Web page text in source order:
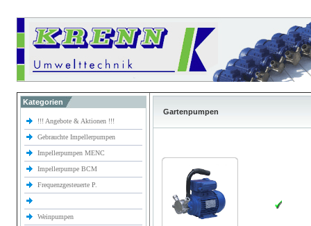
Kategorien
!!! Angebote & Aktionen !!!
Gebrauchte Impellerpumpen
Impellerpumpen MENC
Impellerpumpe BCM
Frequenzgesteuerte P.
Weinpumpen
Gartenpumpen